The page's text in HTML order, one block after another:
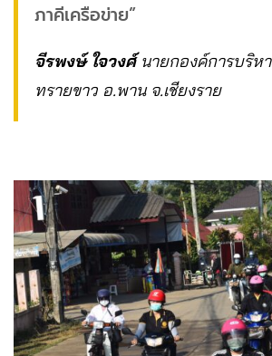
ภาคีเครือข่าย”
จีรพงษ์ ใจวงศ์นายกองค์การบริห
ทรายขาว อ.พาน จ.เชียงราย